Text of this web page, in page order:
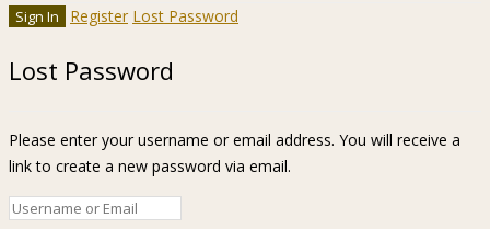
Register Lost Password
Lost Password
Please enter your username or email address. You will receive a
link to create a new password via email.